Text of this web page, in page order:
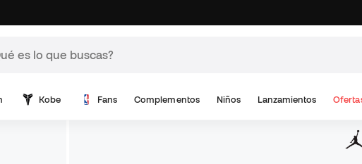
Kobe Fans Complementos Niños Lanzamientos